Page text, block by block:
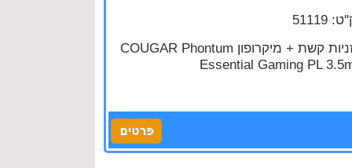
אוזניות קשת + מיקרופון COUGAR Phontum
Essential Gaming PL